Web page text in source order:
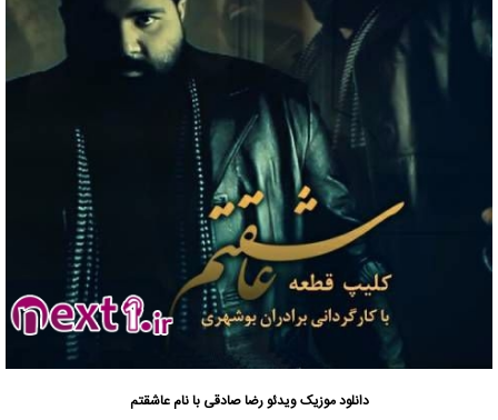
دانلود موزیک ویدئورضا صادقی با نام عاشقتم